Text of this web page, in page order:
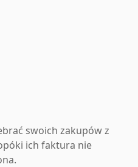
swoich zakupów z
ich faktura nie